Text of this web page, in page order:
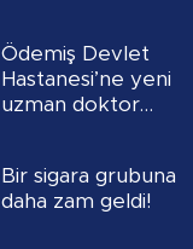
Ödemiş Devlet
Hastanesi’ne yeni
uzman doktor
Bir sigara grubuna
daha zam geldi!